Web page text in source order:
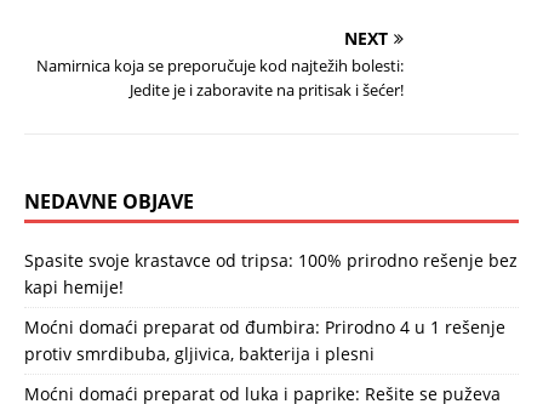
NEXT
Namirnica koja se preporučuje kod najtežih bolesti:
Jedite je i zaboravite na pritisak i šećer!
NEDAVNE OBJAVE
Spasite svoje krastavce od tripsa: 100% prirodno rešenje bez
kapi hemije!
Moćni domaći preparat od đumbira: Prirodno 4 u 1 rešenje
protiv smrdibuba, gljivica, bakterija i plesni
Moćni domaći preparat od luka i paprike: Rešite se puževa